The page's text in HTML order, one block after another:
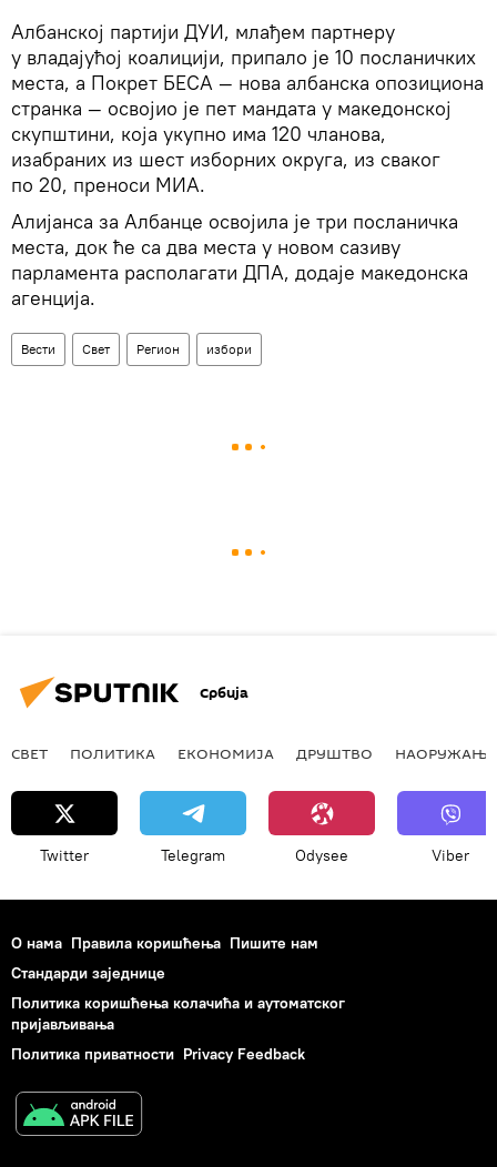
Албанској партији ДУИ, млађем партнеру
у владајућој коалицији, припало је 10 посланичких
места, а Покрет БЕСА — нова албанска опозициона
странка — освојио је пет мандата у македонској
скупштини, која укупно има 120 чланова,
изабраних из шест изборних округа, из сваког
по 20, преноси МИА.
Алијанса за Албанце освојила је три посланичка
места, док ће са два места у новом сазиву
парламента располагати ДПА, додаје македонска
агенција.
Вести Свет Регион избори
Србија
СВЕТ ПОЛИТИКА ЕКОНОМИЈА ДРУШТВО НАОРУЖАЊЕ
Twitter Telegram Odysee Viber
О нама Правила коришћења Пишите нам
Стандарди заједнице
Политика коришћења колачића и аутоматског
пријављивања
Политика приватности Privacy Feedback